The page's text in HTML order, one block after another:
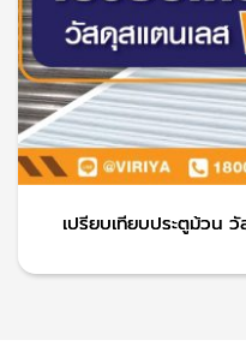
เปรียบเทียบประตูม้วน